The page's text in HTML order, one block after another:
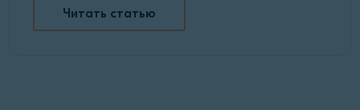
Читать статью